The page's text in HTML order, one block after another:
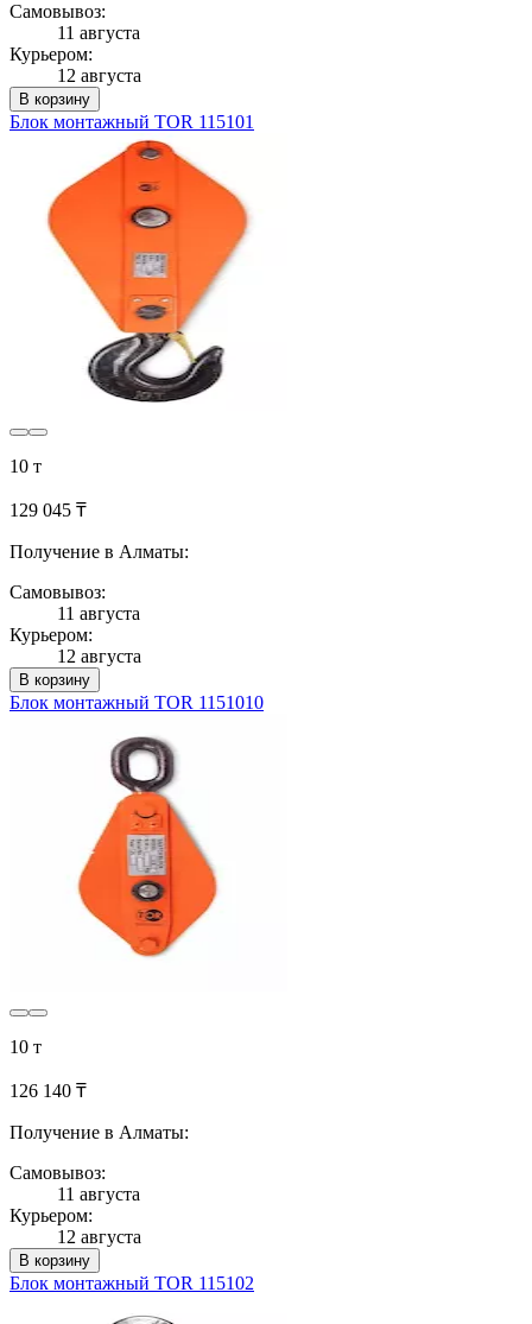
Самовывоз:
11 августа
Курьером:
12 августа
В корзину
Блок монтажный TOR 115101
10 т
129 045 ₸
Получение в Алматы:
Самовывоз:
11 августа
Курьером:
12 августа
В корзину
Блок монтажный TOR 1151010
10 т
126 140 ₸
Получение в Алматы:
Самовывоз:
11 августа
Курьером:
12 августа
В корзину
Блок монтажный TOR 115102